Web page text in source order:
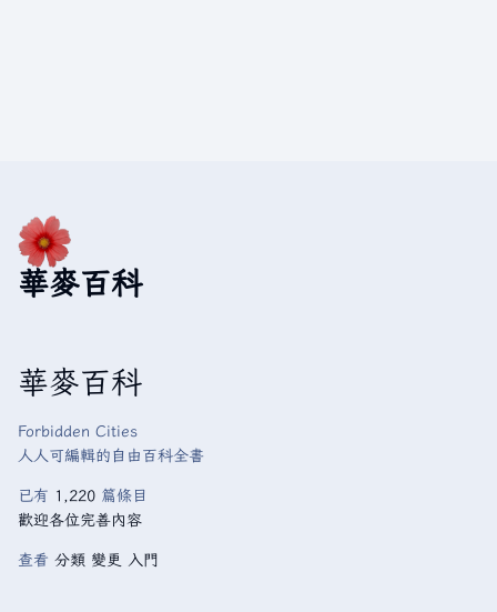
華麥百科
華麥百科
Forbidden Cities
人人可編輯的自由百科全書
已有 1,220 篇條目
歡迎各位完善內容
查看 分類 變更 入門